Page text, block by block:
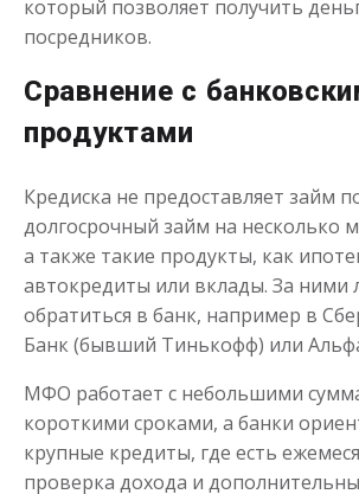
который позволяет получить
посредников.
Сравнение с
продуктами
Кредиска не предоставляет займ
долгосрочный займ на несколько
а также такие продукты, как
автокредиты или вклады. За ними
обратиться в банк, например в
Банк (бывший Тинькофф) или
МФО работает с небольшими
короткими сроками, а банки
крупные кредиты, где есть
проверка дохода и